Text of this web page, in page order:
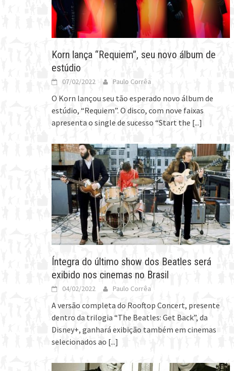
Korn lança “Requiem”, seu novo álbum de
estúdio
07/02/2022 Paulo Corrêa
O Korn lançou seu tão esperado novo álbum de
estúdio, “Requiem”. O disco, com nove faixas
apresenta o single de sucesso “Start the [...]
Íntegra do último show dos Beatles será
exibido nos cinemas no Brasil
04/02/2022 Paulo Corrêa
A versão completa do Rooftop Concert, presente
dentro da trilogia “The Beatles: Get Back”, da
Disney+, ganhará exibição também em cinemas
selecionados ao [...]